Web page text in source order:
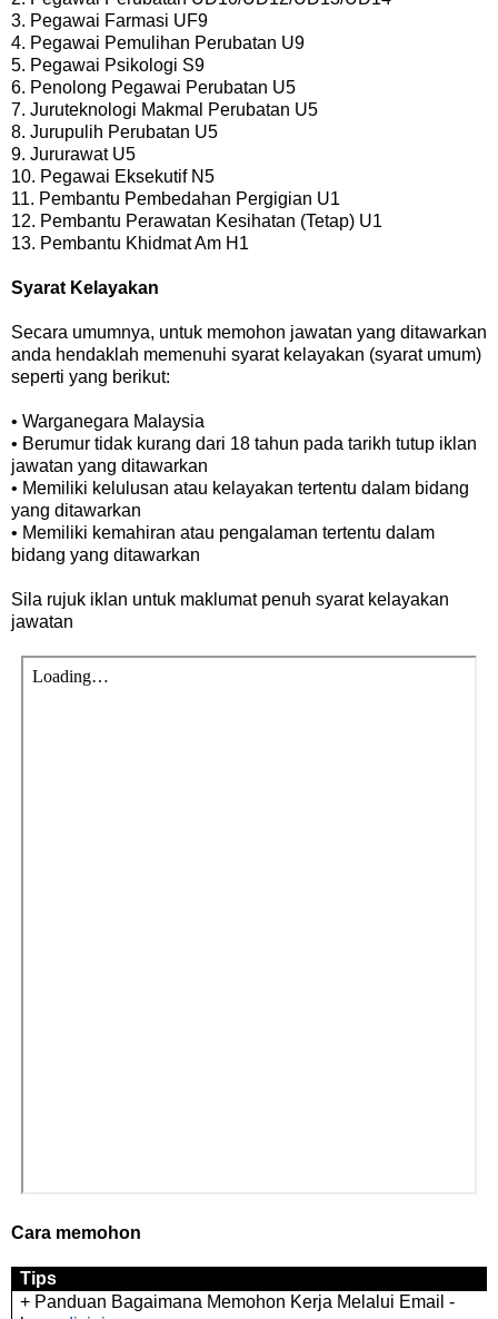
3. Pegawai Farmasi UF9
4. Pegawai Pemulihan Perubatan U9
5. Pegawai Psikologi S9
6. Penolong Pegawai Perubatan U5
7. Juruteknologi Makmal Perubatan U5
8. Jurupulih Perubatan U5
9. Jururawat U5
10. Pegawai Eksekutif N5
11. Pembantu Pembedahan Pergigian U1
12. Pembantu Perawatan Kesihatan (Tetap) U1
13. Pembantu Khidmat Am H1
Syarat Kelayakan
Secara umumnya, untuk memohon jawatan yang ditawarkan
anda hendaklah memenuhi syarat kelayakan (syarat umum)
seperti yang berikut:
• Warganegara Malaysia
• Berumur tidak kurang dari 18 tahun pada tarikh tutup iklan
jawatan yang ditawarkan
• Memiliki kelulusan atau kelayakan tertentu dalam bidang
yang ditawarkan
• Memiliki kemahiran atau pengalaman tertentu dalam
bidang yang ditawarkan
Sila rujuk iklan untuk maklumat penuh syarat kelayakan
jawatan
Cara memohon
Tips
+ Panduan Bagaimana Memohon Kerja Melalui Email -